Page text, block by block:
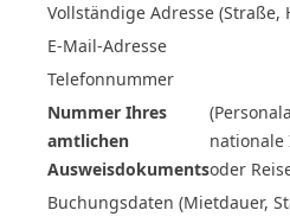
Vollständige Adresse (Straße,
E-Mail-Adresse
Telefonnummer
Nummer Ihres
amtlichen
Ausweisdokumentsoder
Buchungsdaten (Mietdauer,